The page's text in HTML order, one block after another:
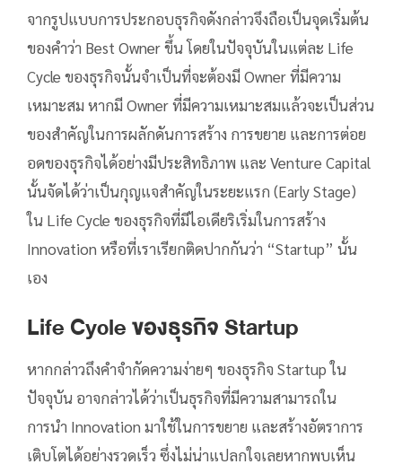
จากรูปแบบการประกอบธุรกิจดังกล่าวจึงถือเป็นจุดเริ่มต้น
ของคำว่า Best Owner ขึ้น โดยในปัจจุบันในแต่ละ Life
Cycle ของธุรกิจนั้นจำเป็นที่จะต้องมี Owner ที่มีความ
เหมาะสม หากมี Owner ที่มีความเหมาะสมแล้วจะเป็นส่วน
ของสำคัญในการผลักดันการสร้าง การขยาย และการต่อย
อดของธุรกิจได้อย่างมีประสิทธิภาพ และ Venture Capital
นั้นจัดได้ว่าเป็นกุญแจสำคัญในระยะแรก (Early Stage)
ใน Life Cycle ของธุรกิจที่มีไอเดียริเริ่มในการสร้าง
Innovation หรือที่เราเรียกติดปากกันว่า “Startup” นั้น
เอง
Life Cycle ของธุรกิจ Startup
หากกล่าวถึงคำจำกัดความง่ายๆ ของธุรกิจ Startup ใน
ปัจจุบัน อาจกล่าวได้ว่าเป็นธุรกิจที่มีความสามารถใน
การนำ Innovation มาใช้ในการขยาย และสร้างอัตราการ
เติบโตได้อย่างรวดเร็ว ซึ่งไม่น่าแปลกใจเลยหากพบเห็น